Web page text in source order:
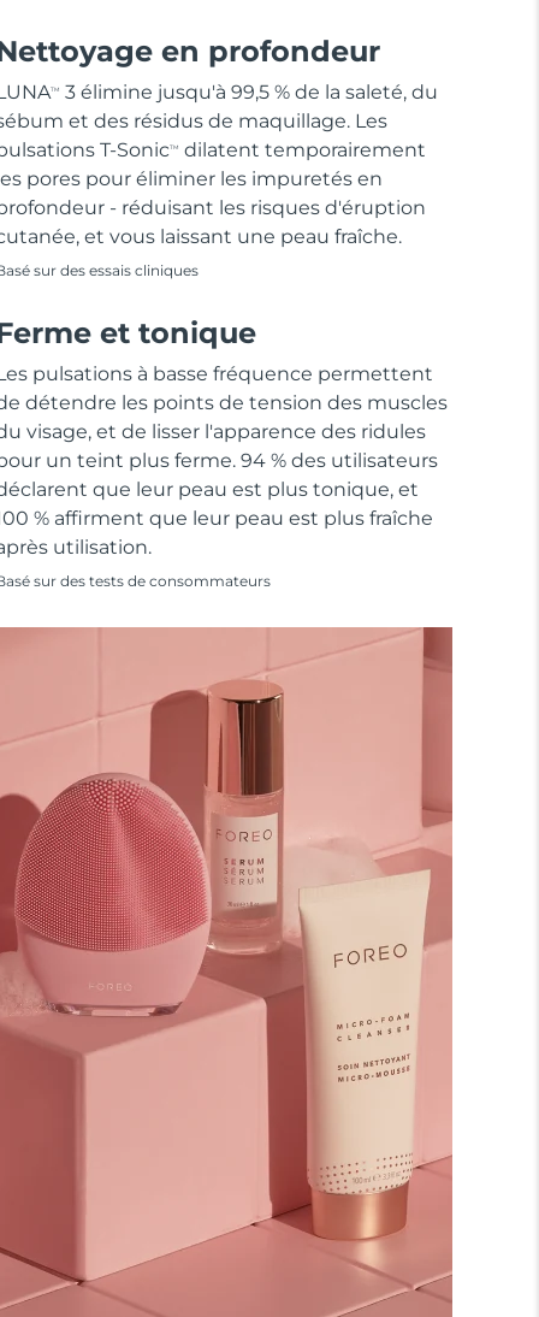
en profondeur
TM
3 élimine jusqu'à 99,5 % de la saleté, du
et des résidus de maquillage. Les
T-SonicTM
dilatent temporairement
les pores pour éliminer les impuretés en
- réduisant les risques d'éruption
et vous laissant une peau fraîche.
sur des essais cliniques
et tonique
pulsations à basse fréquence permettent
détendre les points de tension des muscles
visage, et de lisser l'apparence des ridules
un teint plus ferme. 94 % des utilisateurs
que leur peau est plus tonique, et
% affirment que leur peau est plus fraîche
utilisation.
sur des tests de consommateurs